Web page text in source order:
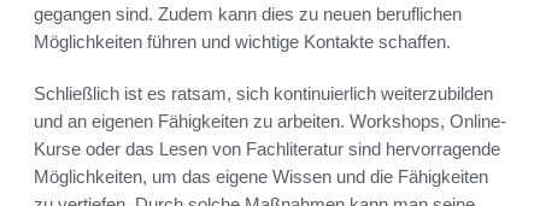
gegangen sind. Zudem kann dies zu neuen beruflichen
Möglichkeiten führen und wichtige Kontakte schaffen.
Schließlich ist es ratsam, sich kontinuierlich weiterzubilden
und an eigenen Fähigkeiten zu arbeiten. Workshops, Online-
Kurse oder das Lesen von Fachliteratur sind hervorragende
Möglichkeiten, um das eigene Wissen und die Fähigkeiten